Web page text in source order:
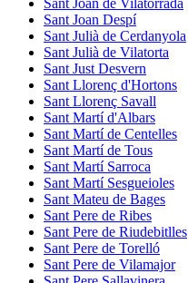
Sant Joan Despí
Sant Julià de Cerdanyola
Sant Julià de Vilatorta
Sant Just Desvern
Sant Llorenç d'Hortons
Sant Llorenç Savall
Sant Martí d'Albars
Sant Martí de Centelles
Sant Martí de Tous
Sant Martí Sarroca
Sant Martí Sesgueioles
Sant Mateu de Bages
Sant Pere de Ribes
Sant Pere de Riudebitlles
Sant Pere de Torelló
Sant Pere de Vilamajor